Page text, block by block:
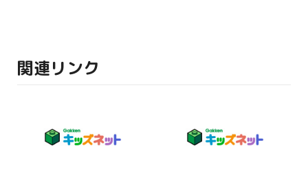
関連リンク